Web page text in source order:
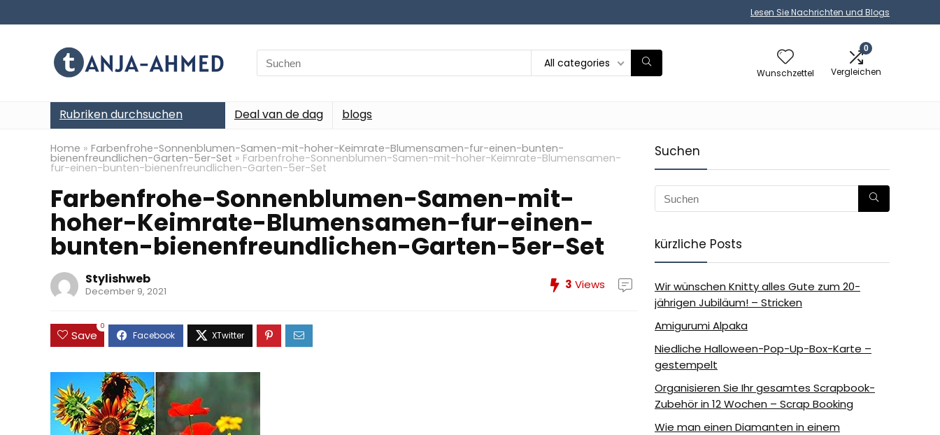
Lesen Sie Nachrichten und Blogs
Search
for:
All categories
Wunschzettel
0
Vergleichen
Rubriken durchsuchen Deal van de dag blogs
Home » Farbenfrohe-Sonnenblumen-Samen-mit-hoher-Keimrate-Blumensamen-fur-einen-bunten-
bienenfreundlichen-Garten-5er-Set » Farbenfrohe-Sonnenblumen-Samen-mit-hoher-Keimrate-Blumensamen-
fur-einen-bunten-bienenfreundlichen-Garten-5er-Set
Farbenfrohe-Sonnenblumen-Samen-mit-
hoher-Keimrate-Blumensamen-fur-einen-
bunten-bienenfreundlichen-Garten-5er-Set
Stylishweb
December 9, 2021 3 Views
Save
0
Suchen
kürzliche Posts
Wir wünschen Knitty alles Gute zum 20-
jährigen Jubiläum! – Stricken
Amigurumi Alpaka
Niedliche Halloween-Pop-Up-Box-Karte –
gestempelt
Organisieren Sie Ihr gesamtes Scrapbook-
Zubehör in 12 Wochen – Scrap Booking
Wie man einen Diamanten in einem